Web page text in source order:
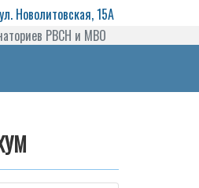
Новолитовская, 15А
РВСН и МВО